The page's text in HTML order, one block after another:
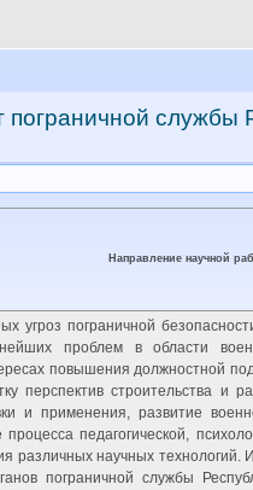
Направление научной
угроз пограничной
проблем в области
повышения должностной
перспектив строительства и
и применения, развитие
педагогической,
различных научных технологий.
пограничной службы